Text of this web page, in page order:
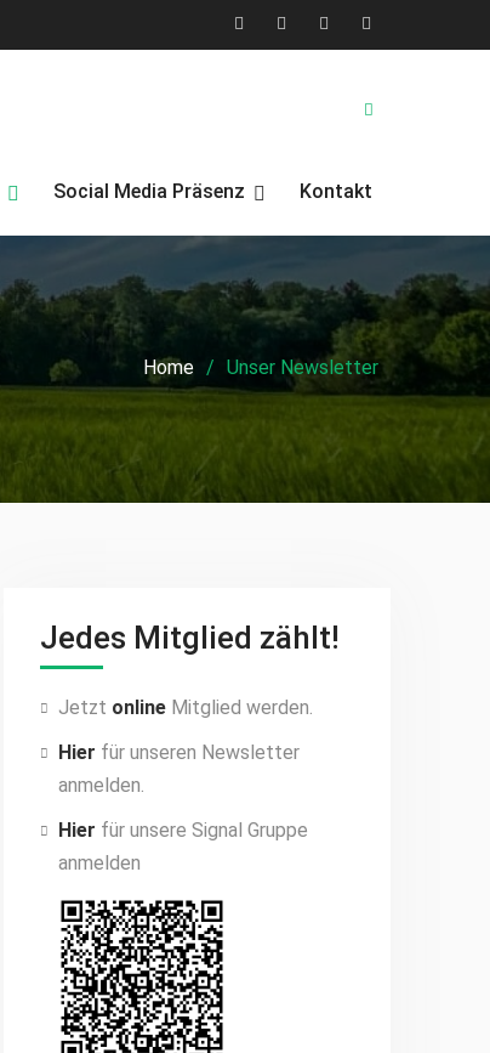
X
Facebook
YouTubeInstagram
Social Media Präsenz Kontakt
Home Unser Newsletter
Jedes Mitglied zählt!
Jetzt online Mitglied werden.
Hier für unseren Newsletter
anmelden.
Hier für unsere Signal Gruppe
anmelden